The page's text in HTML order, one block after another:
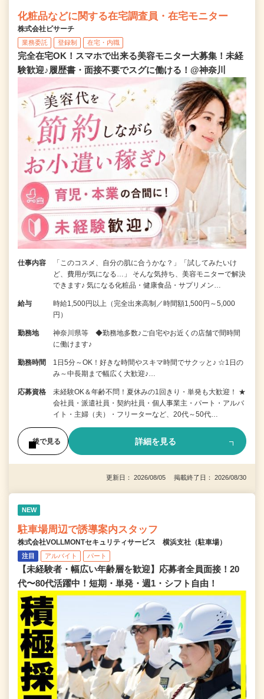
化粧品などに関する在宅調査員・在宅モニター
株式会社ビサーチ
業務委託 登録制 在宅・内職
完全在宅OK！スマホで出来る美容モニター大募集！未経
験歓迎♪履歴書・面接不要でスグに働ける！@神奈川
仕事内容
「このコスメ、自分の肌に合うかな？」「試してみたいけ
ど、費用が気になる…」 そんな気持ち、美容モニターで解決
できます♪ 気になる化粧品・健康食品・サプリメン…
給与
時給1,500円以上（完全出来高制／時間額1,500円～5,000
円）
勤務地
神奈川県等 ◆勤務地多数♪ご自宅やお近くの店舗で間時間
に働けます♪
勤務時間
1日5分～OK！好きな時間やスキマ時間でサクッと♪ ☆1日の
み～中長期まで幅広く大歓迎♪…
応募資格
未経験OK＆年齢不問！夏休みの1回きり・単発も大歓迎！ ★
会社員・派遣社員・契約社員・個人事業主・パート・アルバ
イト・主婦（夫）・フリーターなど、20代～50代…
後で見る 詳細を見る
更新日： 2026/08/05 掲載終了日： 2026/08/30
NEW
駐車場周辺で誘導案内スタッフ
株式会社VOLLMONTセキュリティサービス 横浜支社（駐車場）
注目 アルバイト パート
【未経験者・幅広い年齢層を歓迎】応募者全員面接！20
代〜80代活躍中！短期・単発・週1・シフト自由！